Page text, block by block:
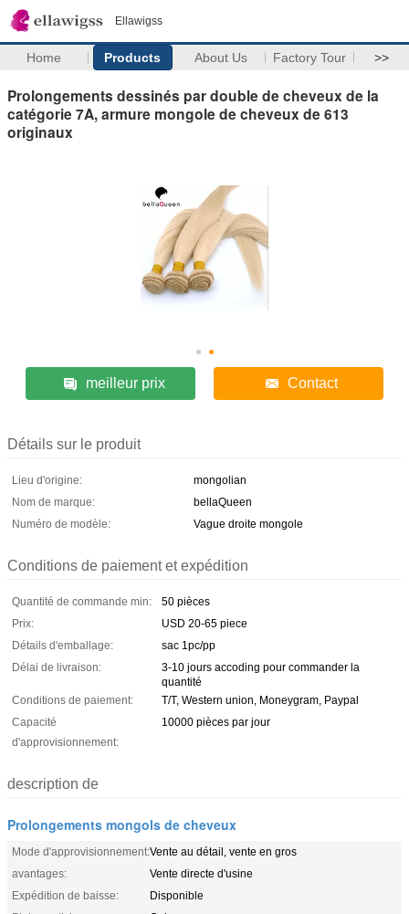
Ellawigss
Home Products About Us Factory Tour >>
Prolongements dessinés par double de cheveux de la
catégorie 7A, armure mongole de cheveux de 613
originaux
meilleur prix Contact
Détails sur le produit
Lieu d'origine:
mongolian
Nom de marque:
bellaQueen
Numéro de modèle:
Vague droite mongole
Conditions de paiement et expédition
Quantité de commande min:
50 pièces
Prix:
USD 20-65 piece
Détails d'emballage:
sac 1pc/pp
Délai de livraison:
3-10 jours accoding pour commander la
quantité
Conditions de paiement:
T/T, Western union, Moneygram, Paypal
Capacité
d'approvisionnement:
10000 pièces par jour
description de
Prolongements mongols de cheveux
Mode d'approvisionnement:Vente au détail, vente en gros
avantages:
Vente directe d'usine
Expédition de baisse:
Disponible